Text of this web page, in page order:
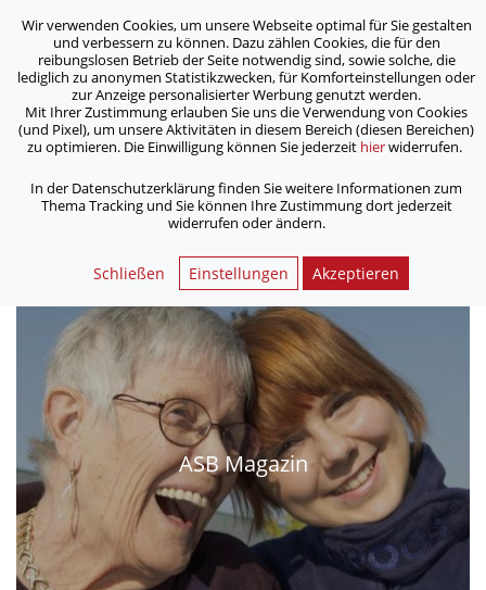
ASB Bonn/Rhein-Sieg/Eifel e.V.
bewegt Menschen
Mitgliedervorteile
Home / Mitglieder / Mitgliedervorteile
Mitgliedervorteile
ASB Magazin
Wir verwenden Cookies, um unsere Webseite optimal für Sie gestalten
und verbessern zu können. Dazu zählen Cookies, die für den
reibungslosen Betrieb der Seite notwendig sind, sowie solche, die
lediglich zu anonymen Statistikzwecken, für Komforteinstellungen oder
zur Anzeige personalisierter Werbung genutzt werden.
Mit Ihrer Zustimmung erlauben Sie uns die Verwendung von Cookies
(und Pixel), um unsere Aktivitäten in diesem Bereich (diesen Bereichen)
zu optimieren. Die Einwilligung können Sie jederzeit hierwiderrufen.
In der Datenschutzerklärung finden Sie weitere Informationen zum
Thema Tracking und Sie können Ihre Zustimmung dort jederzeit
widerrufen oder ändern.
Schließen Einstellungen Akzeptieren